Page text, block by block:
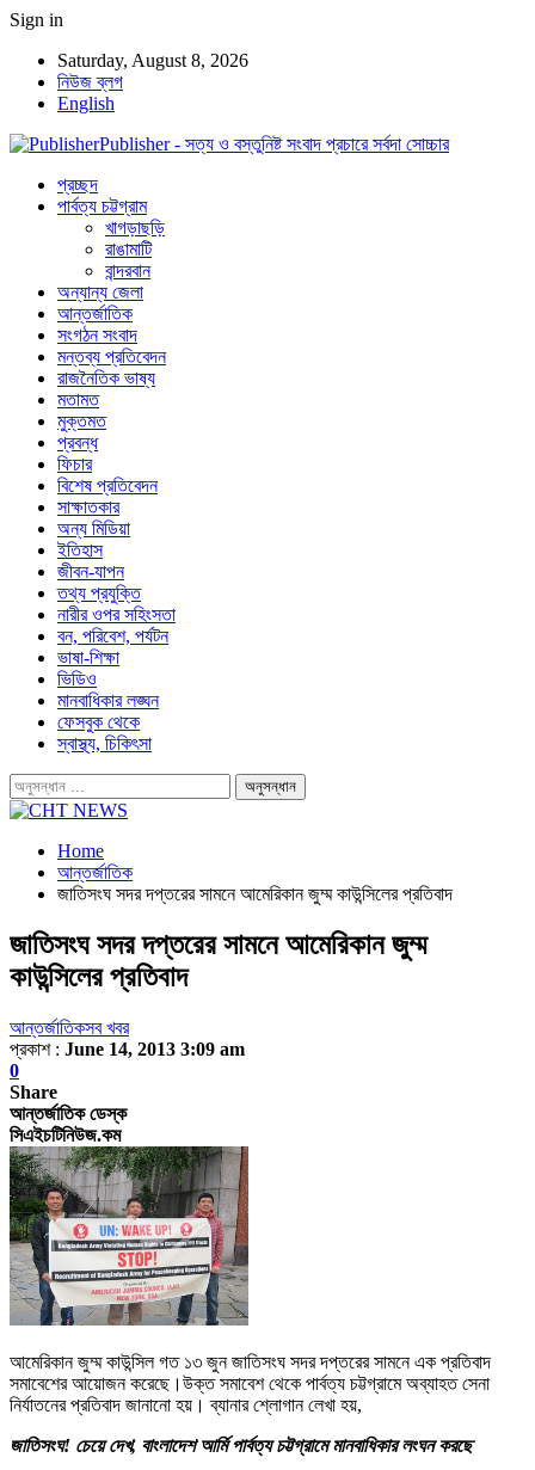
Sign in
Saturday, August 8, 2026
নিউজ ব্লগ
English
Publisher - সত্য ও বস্তুনিষ্ট সংবাদ প্রচারে সর্বদা সোচ্চার
প্রচ্ছদ
পার্বত্য চট্টগ্রাম
খাগড়াছড়ি
রাঙামাটি
বান্দরবান
অন্যান্য জেলা
আন্তর্জাতিক
সংগঠন সংবাদ
মন্তব্য প্রতিবেদন
রাজনৈতিক ভাষ্য
মতামত
মুক্তমত
প্রবন্ধ
ফিচার
বিশেষ প্রতিবেদন
সাক্ষাতকার
অন্য মিডিয়া
ইতিহাস
জীবন-যাপন
তথ্য প্রযুক্তি
নারীর ওপর সহিংসতা
বন, পরিবেশ, পর্যটন
ভাষা-শিক্ষা
ভিডিও
মানবাধিকার লঙ্ঘন
ফেসবুক থেকে
স্বাস্থ্য, চিকিৎসা
Home
আন্তর্জাতিক
জাতিসংঘ সদর দপ্তরের সামনে আমেরিকান জুম্ম কাউন্সিলের প্রতিবাদ
জাতিসংঘ সদর দপ্তরের সামনে আমেরিকান জুম্ম
কাউন্সিলের প্রতিবাদ
আন্তর্জাতিকসব খবর
প্রকাশ : June 14, 2013 3:09 am
0
Share
আন্তর্জাতিক ডেস্ক
সিএইচটিনিউজ.কম
আমেরিকান জুম্ম কাউন্সিল গত ১৩ জুন জাতিসংঘ সদর দপ্তরের সামনে এক প্রতিবাদ
সমাবেশের আয়োজন করেছে। উক্ত সমাবেশ থেকে পার্বত্য চট্টগ্রামে অব্যাহত সেনা
নির্যাতনের প্রতিবাদ জানানো হয়। ব্যানার শ্লোগান লেখা হয়,
জাতিসংঘ! চেয়ে দেখ, বাংলাদেশ আর্মি পার্বত্য চট্টগ্রামে মানবাধিকার লংঘন করছে